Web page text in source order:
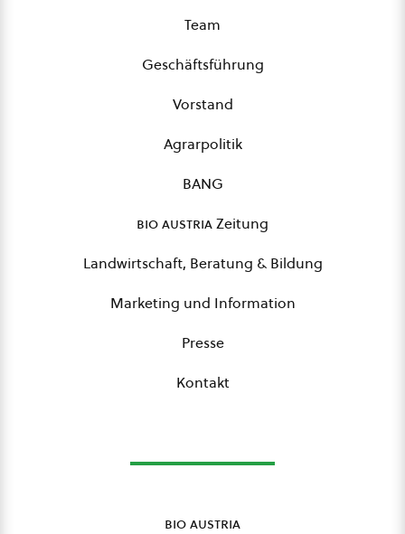
Team
Geschäftsführung
Vorstand
Agrarpolitik
BANG
bio austriaZeitung
Landwirtschaft, Beratung & Bildung
Marketing und Information
Presse
Kontakt
bio austria